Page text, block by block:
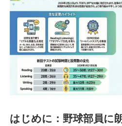
はじめに：野球部員に